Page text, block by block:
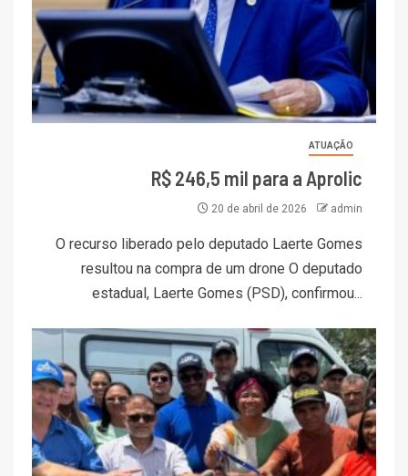
ATUAÇÃO
R$ 246,5 mil para a Aprolic
20 de abril de 2026 admin
O recurso liberado pelo deputado Laerte Gomes
resultou na compra de um drone O deputado
estadual, Laerte Gomes (PSD), confirmou...